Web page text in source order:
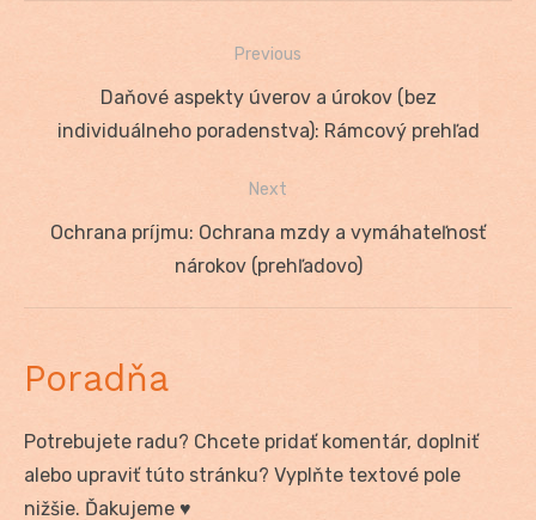
Navigácia
Previous
Previous
post:
Daňové aspekty úverov a úrokov (bez
individuálneho poradenstva): Rámcový prehľad
Next
Next
Ochrana príjmu: Ochrana mzdy a vymáhateľnosť
nárokov (prehľadovo)
Poradňa
Potrebujete radu? Chcete pridať komentár, doplniť
alebo upraviť túto stránku? Vyplňte textové pole
nižšie. Ďakujeme ♥